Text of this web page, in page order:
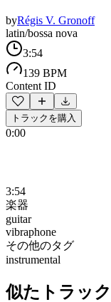
byRégis V. Gronoff
latin/bossa nova
3:54
139 BPM
Content ID
トラックを購入
0:00
3:54
楽器
guitar
vibraphone
その他のタグ
instrumental
似たトラック